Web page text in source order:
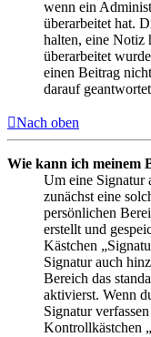
wenn ein
überarbeitet hat.
halten, eine Notiz
überarbeitet
einen Beitrag
darauf
Nach oben
Wie kann ich meinem
Um eine Signatur
zunächst eine
persönlichen
erstellt und
Kästchen
Signatur auch
Bereich das
aktivierst. Wenn
Signatur
Kontrollkästchen